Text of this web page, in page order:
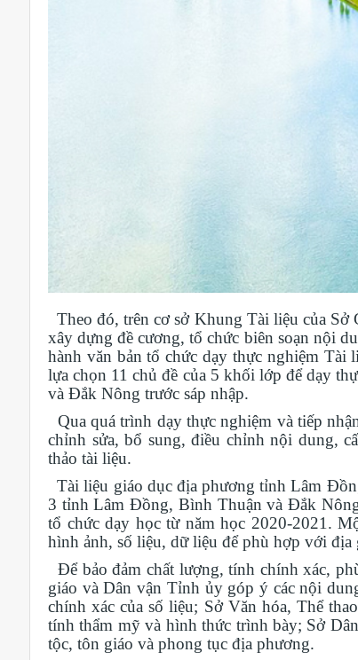
Theo đó, trên cơ sở Khung Tài liệu của
xây dựng đề cương, tổ chức biên soạn nội
hành văn bản tổ chức dạy thực nghiệm
lựa chọn 11 chủ đề của 5 khối lớp để dạy
và Đắk Nông trước sáp nhập.
Qua quá trình dạy thực nghiệm và tiếp
chỉnh sửa, bổ sung, điều chỉnh nội dung,
thảo tài liệu.
Tài liệu giáo dục địa phương tỉnh Lâm
3 tỉnh Lâm Đồng, Bình Thuận và Đắk
tổ chức dạy học từ năm học 2020-2021.
hình ảnh, số liệu, dữ liệu để phù hợp với
Để bảo đảm chất lượng, tính chính xác,
giáo và Dân vận Tỉnh ủy góp ý các nội
chính xác của số liệu; Sở Văn hóa, Thể
tính thẩm mỹ và hình thức trình bày; Sở
tộc, tôn giáo và phong tục địa phương.